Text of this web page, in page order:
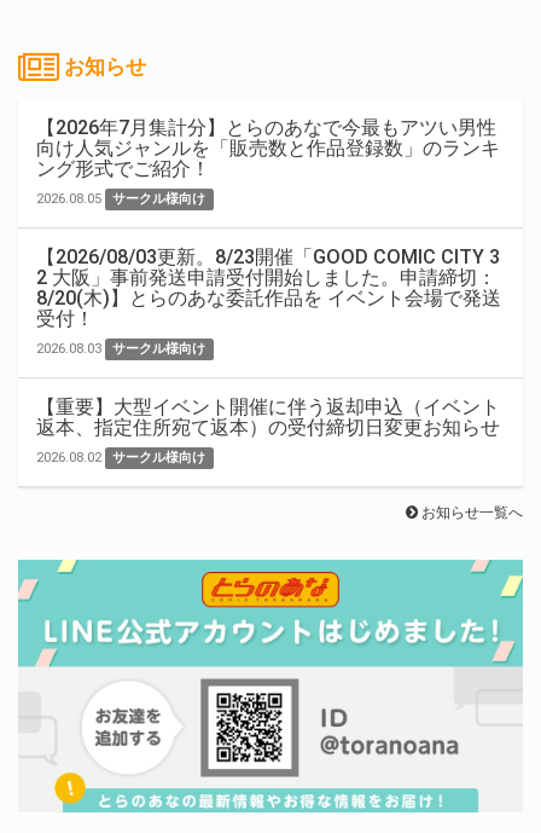
お知らせ
【2026年7月集計分】とらのあなで今最もアツい男性
向け人気ジャンルを「販売数と作品登録数」のランキ
ング形式でご紹介！
2026.08.05 サークル様向け
【2026/08/03更新。8/23開催「GOOD COMIC CITY 3
2 大阪」事前発送申請受付開始しました。申請締切：
8/20(木)】とらのあな委託作品を イベント会場で発送
受付！
2026.08.03 サークル様向け
【重要】大型イベント開催に伴う返却申込（イベント
返本、指定住所宛て返本）の受付締切日変更お知らせ
2026.08.02 サークル様向け
お知らせ一覧へ